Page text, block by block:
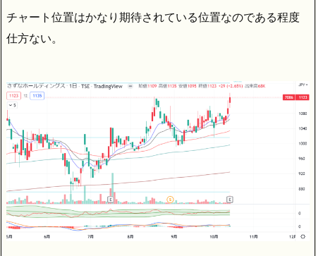
チャート位置はかなり期待されている位置なのである程度
仕方ない。